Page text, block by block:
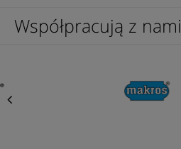
Współpracują z nami